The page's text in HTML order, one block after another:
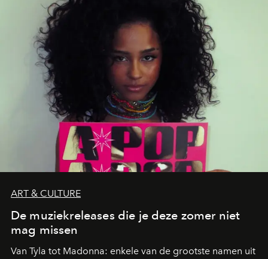
die deze zomer de toon zetten, van lange lunches tot
zwoele nachten.
ART & CULTURE
De muziekreleases die je deze zomer niet
mag missen
Van Tyla tot Madonna: enkele van de grootste namen uit